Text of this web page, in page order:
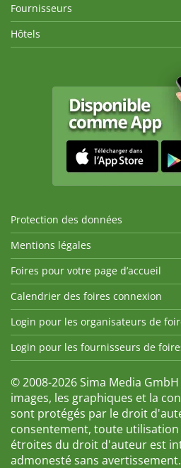
Fournisseurs
Hôtels
Protection des données
Mentions légales
Foires pour votre page d’accueil
Calendrier des foires connexion
Login pour les organisateurs de
Login pour les fournisseurs de
© 2008-2026 Sima Media
images, les graphiques et la
sont protégés par le droit
consentement, toute utilisation
étroites du droit d'auteur est
admonesté sans